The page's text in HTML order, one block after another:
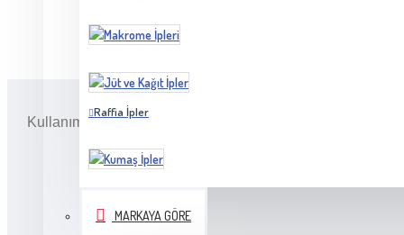
Raffia İpler
MARKAYA GÖRE
Kullanımda esneme yada yamulma yapmaz, sağlam ve